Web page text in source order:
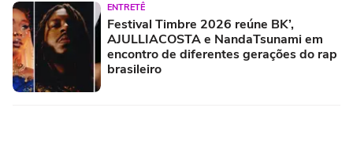
ENTRETÊ
Festival Timbre 2026 reúne BK’,
AJULLIACOSTA e NandaTsunami em
encontro de diferentes gerações do rap
brasileiro